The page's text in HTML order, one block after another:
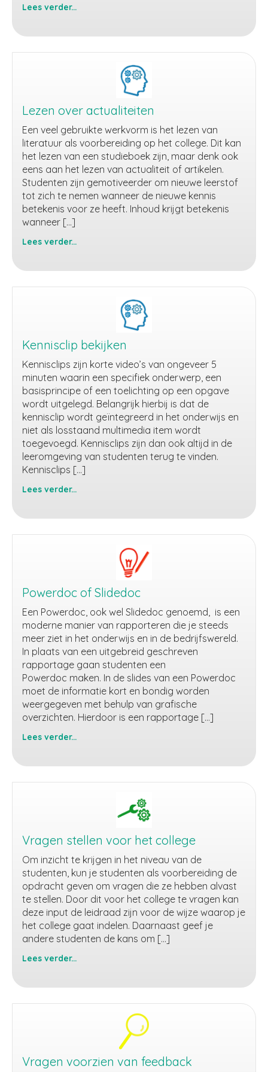
Lees verder...
Lezen over actualiteiten
Een veel gebruikte werkvorm is het lezen van
literatuur als voorbereiding op het college. Dit kan
het lezen van een studieboek zijn, maar denk ook
eens aan het lezen van actualiteit of artikelen.
Studenten zijn gemotiveerder om nieuwe leerstof
tot zich te nemen wanneer de nieuwe kennis
betekenis voor ze heeft. Inhoud krijgt betekenis
wanneer […]
Lees verder...
Kennisclip bekijken
Kennisclips zijn korte video’s van ongeveer 5
minuten waarin een specifiek onderwerp, een
basisprincipe of een toelichting op een opgave
wordt uitgelegd. Belangrijk hierbij is dat de
kennisclip wordt geïntegreerd in het onderwijs en
niet als losstaand multimedia item wordt
toegevoegd. Kennisclips zijn dan ook altijd in de
leeromgeving van studenten terug te vinden.
Kennisclips […]
Lees verder...
Powerdoc of Slidedoc
Een Powerdoc, ook wel Slidedoc genoemd, is een
moderne manier van rapporteren die je steeds
meer ziet in het onderwijs en in de bedrijfswereld.
In plaats van een uitgebreid geschreven
rapportage gaan studenten een
Powerdoc maken. In de slides van een Powerdoc
moet de informatie kort en bondig worden
weergegeven met behulp van grafische
overzichten. Hierdoor is een rapportage […]
Lees verder...
Vragen stellen voor het college
Om inzicht te krijgen in het niveau van de
studenten, kun je studenten als voorbereiding de
opdracht geven om vragen die ze hebben alvast
te stellen. Door dit voor het college te vragen kan
deze input de leidraad zijn voor de wijze waarop je
het college gaat indelen. Daarnaast geef je
andere studenten de kans om […]
Lees verder...
Vragen voorzien van feedback